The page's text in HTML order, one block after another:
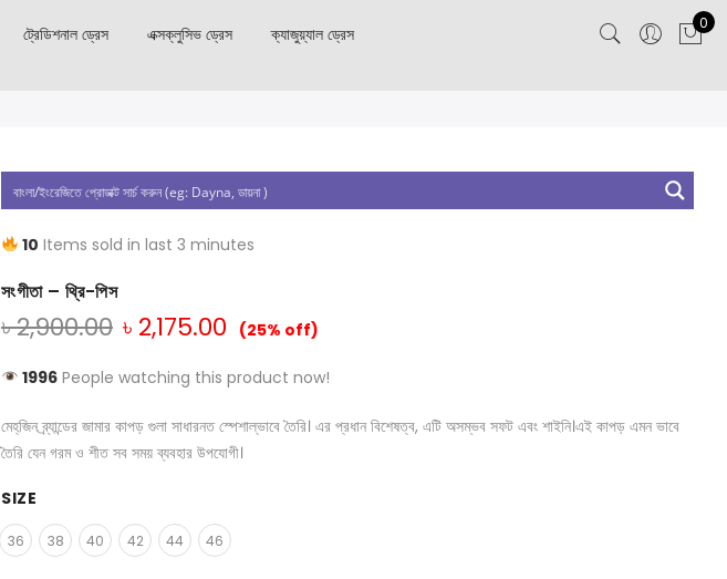
ট্রেডিশনাল ড্রেস এক্সক্লুসিভ ড্রেস ক্যাজুয়্যাল ড্রেস
0
10 Items sold in last 3 minutes
সংগীতা – থ্রি-পিস
৳2,900.00 ৳ 2,175.00 (25% off)
1996People watching this product now!
মেহ্‌জিন ব্র্যান্ডের জামার কাপড় গুলা সাধারনত স্পেশাল্ভাবে তৈরি। এর প্রধান বিশেষত্ব, এটি অসম্ভব সফট এবং শাইনি।এই কাপড় এমন ভাবে
তৈরি যেন গরম ও শীত সব সময় ব্যবহার উপযোগী।
SIZE
36 38 40 42 44 46